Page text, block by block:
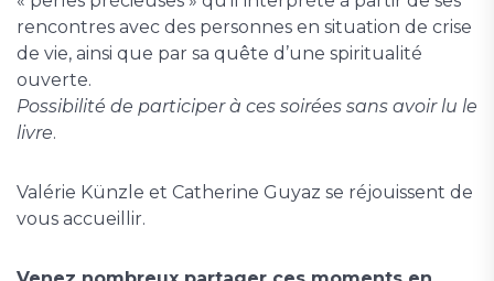
rencontres avec des personnes en situation de crise
de vie, ainsi que par sa quête d’une spiritualité
ouverte.
Possibilité de participer à ces soirées sans avoir lu le
livre.
Valérie Künzle et Catherine Guyaz se réjouissent de
vous accueillir.